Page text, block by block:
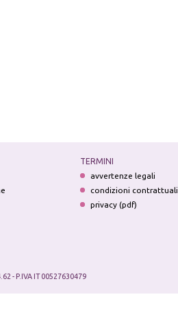
TERMINI
avvertenze legali
condizioni contrattuali
privacy (pdf)
- P.IVA IT 00527630479